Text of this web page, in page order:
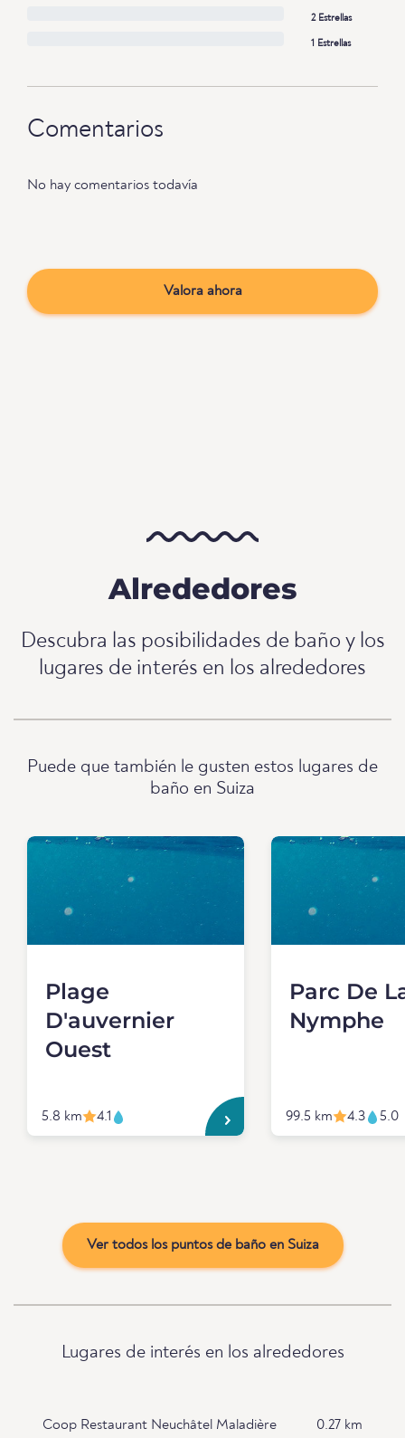
2 Estrellas
1 Estrellas
Comentarios
No hay comentarios todavía
Valora ahora
Alrededores
Descubra las posibilidades de baño y los
lugares de interés en los alrededores
Puede que también le gusten estos lugares de
baño en Suiza
Plage
D'auvernier
Ouest
5.8 km 4.1
Parc De
Nymphe
99.5 km 4.3 5.0
Ver todos los puntos de baño en Suiza
Lugares de interés en los alrededores
Coop Restaurant Neuchâtel Maladière 0.27 km